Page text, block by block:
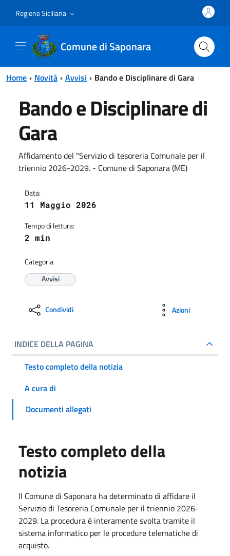
Regione Siciliana
Comune di Saponara
Home Novità Avvisi Bando e Disciplinare di Gara
Bando e Disciplinare di
Gara
Affidamento del "Servizio di tesoreria Comunale per il
triennio 2026-2029. - Comune di Saponara (ME)
Data:
11 Maggio 2026
Tempo di lettura:
2 min
Categoria
Avvisi
Condividi Azioni
INDICE DELLA PAGINA
Testo completo della notizia
A cura di
Documenti allegati
Testo completo della
notizia
Il Comune di Saponara ha determinato di affidare il
Servizio di Tesoreria Comunale per il triennio 2026-
2029. La procedura è interamente svolta tramite il
sistema informatico per le procedure telematiche di
acquisto.